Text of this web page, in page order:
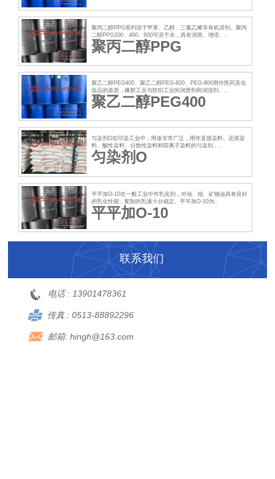
聚丙二醇PPG系列溶于甲苯、乙醇、三氯乙烯等有机溶剂。聚丙
二醇PPG200、400、600可溶于水，具有润滑、增溶、..
聚丙二醇PPG
聚乙二醇PEG400、聚乙二醇PEG-600、PEG-800用作医药及化
妆品的基质，橡胶工业与纺织工业的润滑剂和润湿剂。..
聚乙二醇PEG400
匀染剂O在印染工业中，用途非常广泛，用作直接染料、还原染
料、酸性染料、分散性染料和阳离子染料的匀染剂，..
匀染剂O
平平加O-10在一般工业中作乳化剂，对动、植、矿物油具有良好
的乳化性能，配制的乳液十分稳定。平平加O-10为..
平平加O-10
联系我们
电话 : 13901478361
传真 :0513-88892296
邮箱:hingh@163.com